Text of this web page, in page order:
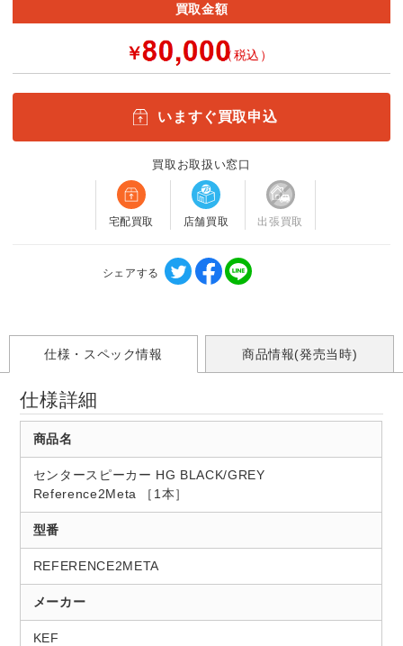
買取金額
￥ （税込）
いますぐ買取申込
買取お取扱い窓口
宅配買取 店舗買取 出張買取
シェアする
仕様・スペック情報 商品情報(発売当時)
仕様詳細
商品名
センタースピーカー HG BLACK/GREY
Reference2Meta ［1本］
型番
REFERENCE2META
メーカー
KEF